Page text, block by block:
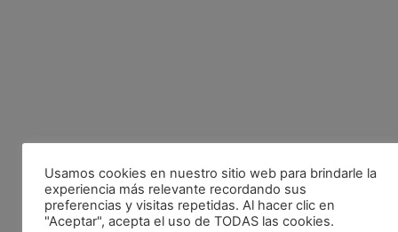
Usamos cookies en nuestro sitio web para brindarle la
experiencia más relevante recordando sus
preferencias y visitas repetidas. Al hacer clic en
"Aceptar", acepta el uso de TODAS las cookies.